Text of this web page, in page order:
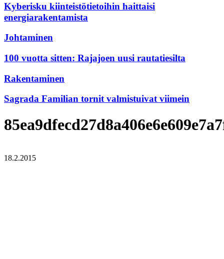
Kyberisku kiinteistötietoihin haittaisi
energiarakentamista
Johtaminen
100 vuotta sitten: Rajajoen uusi rautatiesilta
Rakentaminen
Sagrada Familian tornit valmistuivat viimein
18.2.2015